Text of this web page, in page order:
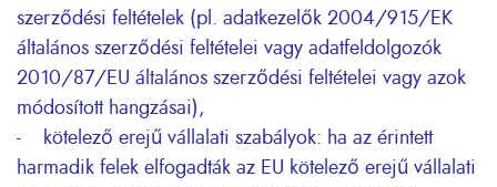
szerződési feltételek (pl. adatkezelők 2004/915/EK
általános szerződési feltételei vagy adatfeldolgozók
2010/87/EU általános szerződési feltételei vagy azok
módosított hangzásai),
- kötelező erejű vállalati szabályok: ha az érintett
harmadik felek elfogadták az EU kötelező erejű vállalati